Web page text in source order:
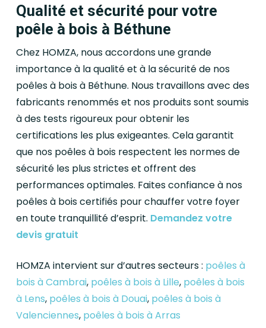
Qualité et sécurité pour votre
poêle à bois à Béthune
Chez HOMZA, nous accordons une grande
importance à la qualité et à la sécurité de nos
poêles à bois à Béthune. Nous travaillons avec des
fabricants renommés et nos produits sont soumis
à des tests rigoureux pour obtenir les
certifications les plus exigeantes. Cela garantit
que nos poêles à bois respectent les normes de
sécurité les plus strictes et offrent des
performances optimales. Faites confiance à nos
poêles à bois certifiés pour chauffer votre foyer
en toute tranquillité d’esprit. Demandez votre
devis gratuit
HOMZA intervient sur d’autres secteurs : poêles à
bois à Cambrai, poêles à bois à Lille, poêles à bois
à Lens, poêles à bois à Douai, poêles à bois à
Valenciennes, poêles à bois à Arras